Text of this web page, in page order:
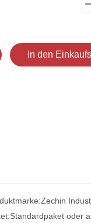
In den
Zechin
Standardpaket oder